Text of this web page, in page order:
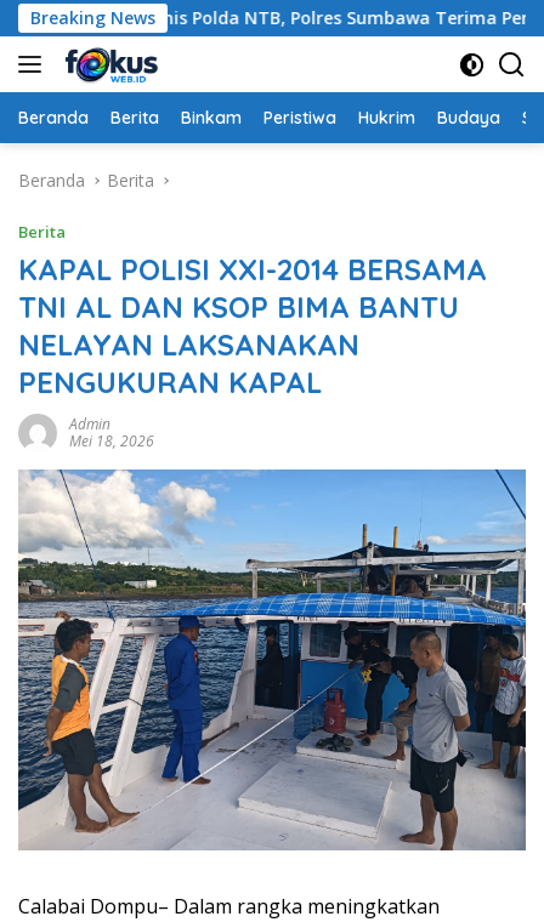
Langsung
ke
konten
Breaking News
Rakernis Polda NTB, Polres Sumbawa Terima
Beranda Berita Binkam Peristiwa Hukrim Budaya
Beranda Berita
Berita
KAPAL POLISI XXI-2014 BERSAMA
TNI AL DAN KSOP BIMA BANTU
NELAYAN LAKSANAKAN
PENGUKURAN KAPAL
Admin
Mei 18, 2026
Calabai Dompu– Dalam rangka meningkatkan